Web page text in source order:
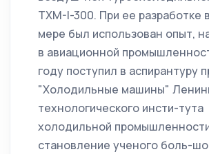
TXM-I-300. При ее разработке
мере был использован опыт,
в авиационной
году поступил в аспирантуру
"Холодильные машины"
технологического инсти-тута
холодильной
становление ученого боль-